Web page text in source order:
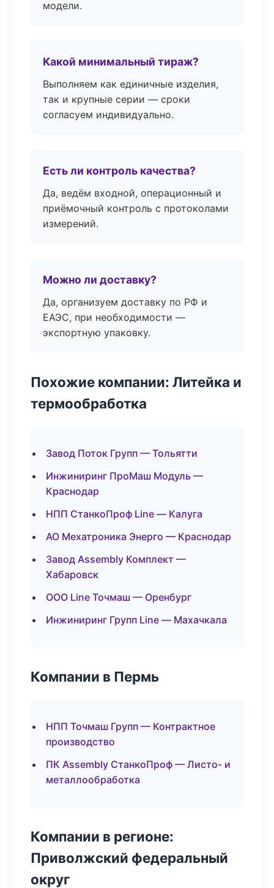
модели.
Какой минимальный тираж?
Выполняем как единичные изделия,
так и крупные серии — сроки
согласуем индивидуально.
Есть ли контроль качества?
Да, ведём входной, операционный и
приёмочный контроль с протоколами
измерений.
Можно ли доставку?
Да, организуем доставку по РФ и
ЕАЭС, при необходимости —
экспортную упаковку.
Похожие компании: Литейка и
термообработка
Завод Поток Групп — Тольятти
Инжиниринг ПроМаш Модуль —
Краснодар
НПП СтанкоПроф Line — Калуга
АО Мехатроника Энерго — Краснодар
Завод Assembly Комплект —
Хабаровск
ООО Line Точмаш — Оренбург
Инжиниринг Групп Line — Махачкала
Компании в Пермь
НПП Точмаш Групп — Контрактное
производство
ПК Assembly СтанкоПроф — Листо- и
металлообработка
Компании в регионе:
Приволжский федеральный
округ